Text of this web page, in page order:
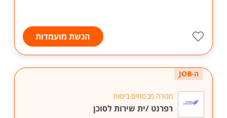
הגשת מועמדות
ה-JOB
מנורה מבטחים ביטוח
רפרנט /ית שירות לסוכן